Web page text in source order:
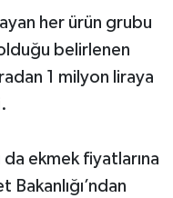
her ürün grubu
belirlenen
1 milyon liraya
ekmek fiyatlarına
Bakanlığı’ndan